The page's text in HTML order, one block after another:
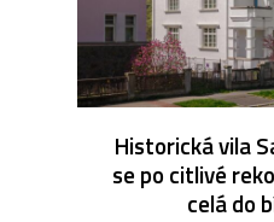
Historická vila
se po citlivé
celá do